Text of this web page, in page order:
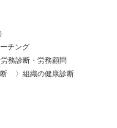
チング
労務診断・労務顧問
組織の健康診断